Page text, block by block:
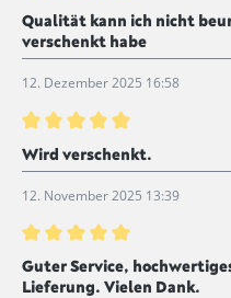
Bewertung mit 5 von 5
Qualität kann ich nicht
verschenkt habe
12. Dezember 2025 16:58
Bewertung mit 5 von 5
Wird verschenkt.
12. November 2025 13:39
Bewertung mit 5 von 5
Guter Service,
Lieferung. Vielen Dank.